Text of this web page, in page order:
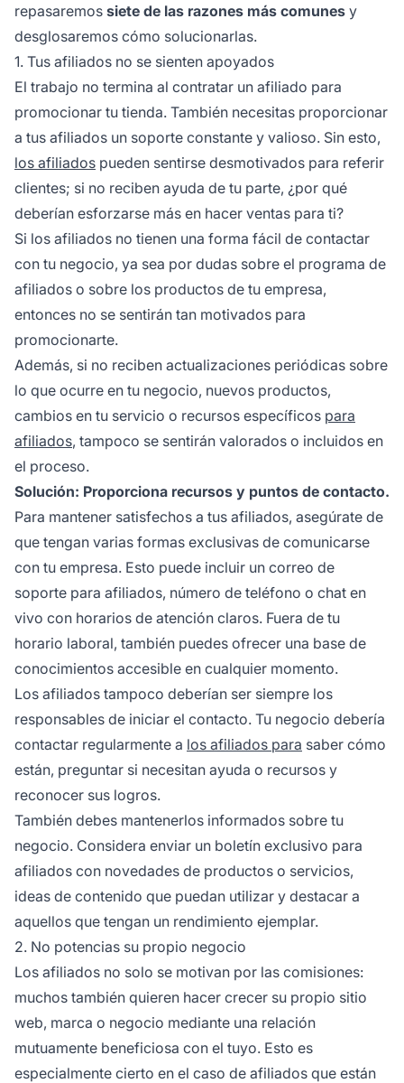
repasaremos siete de las razones más comunes y
desglosaremos cómo solucionarlas.
1. Tus afiliados no se sienten apoyados
El trabajo no termina al contratar un afiliado para
promocionar tu tienda. También necesitas proporcionar
a tus afiliados un soporte constante y valioso. Sin esto,
los afiliados pueden sentirse desmotivados para referir
clientes; si no reciben ayuda de tu parte, ¿por qué
deberían esforzarse más en hacer ventas para ti?
Si los afiliados no tienen una forma fácil de contactar
con tu negocio, ya sea por dudas sobre el programa de
afiliados o sobre los productos de tu empresa,
entonces no se sentirán tan motivados para
promocionarte.
Además, si no reciben actualizaciones periódicas sobre
lo que ocurre en tu negocio, nuevos productos,
cambios en tu servicio o recursos específicos para
afiliados, tampoco se sentirán valorados o incluidos en
el proceso.
Solución: Proporciona recursos y puntos de contacto.
Para mantener satisfechos a tus afiliados, asegúrate de
que tengan varias formas exclusivas de comunicarse
con tu empresa. Esto puede incluir un correo de
soporte para afiliados, número de teléfono o chat en
vivo con horarios de atención claros. Fuera de tu
horario laboral, también puedes ofrecer una base de
conocimientos accesible en cualquier momento.
Los afiliados tampoco deberían ser siempre los
responsables de iniciar el contacto. Tu negocio debería
contactar regularmente a los afiliados para saber cómo
están, preguntar si necesitan ayuda o recursos y
reconocer sus logros.
También debes mantenerlos informados sobre tu
negocio. Considera enviar un boletín exclusivo para
afiliados con novedades de productos o servicios,
ideas de contenido que puedan utilizar y destacar a
aquellos que tengan un rendimiento ejemplar.
2. No potencias su propio negocio
Los afiliados no solo se motivan por las comisiones:
muchos también quieren hacer crecer su propio sitio
web, marca o negocio mediante una relación
mutuamente beneficiosa con el tuyo. Esto es
especialmente cierto en el caso de afiliados que están